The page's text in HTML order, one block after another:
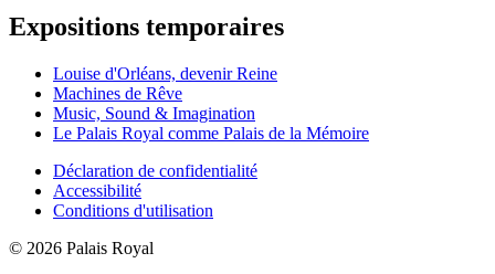
Expositions temporaires
Louise d'Orléans, devenir Reine
Machines de Rêve
Music, Sound & Imagination
Le Palais Royal comme Palais de la Mémoire
Déclaration de confidentialité
Accessibilité
Conditions d'utilisation
© 2026 Palais Royal